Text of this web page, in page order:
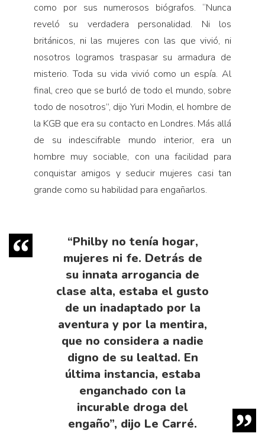
como por sus numerosos biógrafos. “Nunca
reveló su verdadera personalidad. Ni los
británicos, ni las mujeres con las que vivió, ni
nosotros logramos traspasar su armadura de
misterio. Toda su vida vivió como un espía. Al
final, creo que se burló de todo el mundo, sobre
todo de nosotros”, dijo Yuri Modin, el hombre de
la KGB que era su contacto en Londres. Más allá
de su indescifrable mundo interior, era un
hombre muy sociable, con una facilidad para
conquistar amigos y seducir mujeres casi tan
grande como su habilidad para engañarlos.
“Philby no tenía hogar,
mujeres ni fe. Detrás de
su innata arrogancia de
clase alta, estaba el gusto
de un inadaptado por la
aventura y por la mentira,
que no considera a nadie
digno de su lealtad. En
última instancia, estaba
enganchado con la
incurable droga del
engaño”, dijo Le Carré.